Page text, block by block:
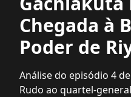
Chegada à
Poder de
Análise do episódio 4
Rudo ao quartel-